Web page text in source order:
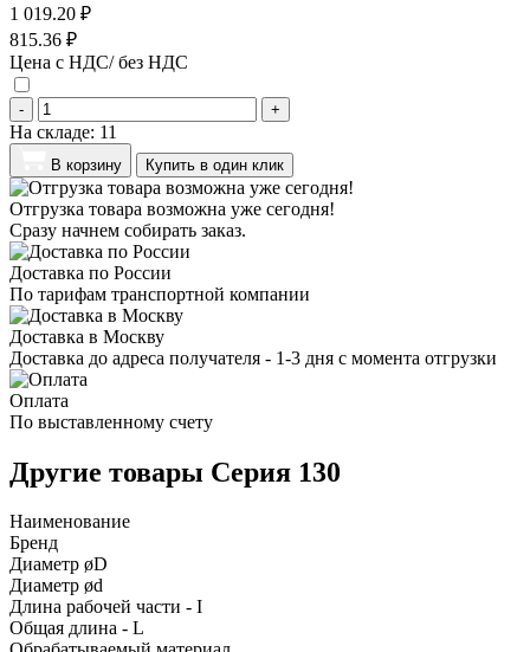
1 019.20 ₽
815.36 ₽
Цена с НДС/ без НДС
- +
На складе: 11
В корзину Купить в один клик
Отгрузка товара возможна уже сегодня!
Сразу начнем собирать заказ.
Доставка по России
По тарифам транспортной компании
Доставка в Москву
Доставка до адреса получателя - 1-3 дня с момента отгрузки
Оплата
По выставленному счету
Другие товары Серия 130
Наименование
Бренд
Диаметр øD
Диаметр ød
Длина рабочей части - I
Общая длина - L